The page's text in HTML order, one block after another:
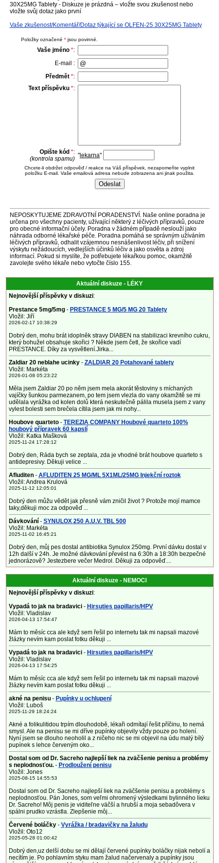
30X25MG Tablety - Diskuze je prázdná – vložte svou zkušenost nebo
vložte svůj dotaz jako první
Vaše zkušenost/Komentář/Dotaz týkající se OLFEN-25 30X25MG Tablety
Položky označené * jsou povinné.
Vaše jméno *:
E-mail :
Předmět *:
Text příspěvku *:
Opište kód *:
(kontrola spamu) " lekarna"
Chcete-li obdržet odpověď / reakce na Váš příspěvek, nezapomeňte vyplnit
položku E-mail. Vaše emailová adresa nebude zobrazena ani jinak použita.
NEPOSKYTUJEME ZDRAVOTNÍ PORADENSTVÍ. Naše online poradna je
určena pro všechny pacienty, užívající některý z léčivých přípravků, pouze
pro obecné informační účely. Poradna v žádném případě neslouží jako
náhrada odborné lékařské péče. Poradna pomáhá se správným užíváním
léčivých přípravků, odhalit vzájemnou nesnášenlivost léčiv, při snížení
výskytu nežádoucích, vedlejších účinků léčiv a jako osvěta a zdroj
informací. Pokud si myslíte, že potřebujete lékařkou pomoc, okamžitě
zavolejte svého lékaře nebo vytočte číslo 155.
Aktuální diskuze - LÉKY
Nejnovější příspěvky v diskuzi:
Prestance 5mg/5mg- PRESTANCE 5 MG/5 MG 20 Tablety
Vložil: Jiří
2026-02-17 10:38:29
Dobrý den, mohu brát idoplněk stravy DIABEN na stabilizaci krevního cukru,
který bohužel obsahuje skořici ? Někde jsem četl, že skořice vadí
PRESTANCE. Díky za vysvětlení.Jirka...
Zaldiar 20 neblahe ucinky- ZALDIAR 20 Potahované tablety
Vložil: Markéta
2026-01-08 05:23:22
Měla jsem Zaldiar 20 po něm jsem mela akorát těstoviny s míchaných
vajíčky šunkou parmezanem, po tem jsem vlezla do vany okamžitě se mi
udělala vyrážka od kolen dolů která neskutečně pálila musela jsem z vany
vylest bolesti sem brečela cítila jsem jak mi nohy...
Houbove quarteto- TEREZIA COMPANY Houbové quarteto 100%
houbový přípravek 60 kapslí
Vložil: Katka Mašková
2025-11-24 17:28:12
Dobrý den, Ráda bych se zeptala, zda je vhodné brát houbove quarteto s
antidepresivy. Děkuji velice ...
Afluditen- AFLUDITEN 25 MG/ML 5X1ML/25MG Injekční roztok
Vložil: Andrea Krulová
2025-11-12 12:05:01
Dobrý den můžu vědět jak přesně vám zničil život ? Protože mojí mamce
taky,děkuji moc za odpověď ...
Dávkování - SYNULOX 250 A.U.V. TBL 500
Vložil: Markéta
2025-11-02 16:45:21
Dobrý den, můj pes dostal antibiotika Synulox 250mg. První dávku dostal v
12h další v 24h. Je možné dávkování převést na 6:30h a 18:30h bezpečné
jednorázově? Jestezbere večer Medrol. Děkuji za odpověď....
Aktuální diskuze - NEMOCI
Nejnovější příspěvky v diskuzi:
Vypadá to jak na bradavici - Hirsuties papillaris/HPV
Vložil: Vladislav
2026-04-13 17:54:47
Mám to měsíc cca ale když sem řešil po internetu tak mi napsali mazové
žlázky nevím kam poslat fotku děkuji ...
Vypadá to jak na bradavici - Hirsuties papillaris/HPV
Vložil: Vladislav
2026-04-13 17:54:25
Mám to měsíc cca ale když sem řešil po internetu tak mi napsali mazové
žlázky nevím kam poslat fotku děkuji ...
akné na penisu- Pupínky u ochlupení
Vložil: Luboš
2025-11-29 18:24:24
Akné a folikulitidou trpím dlouhodobě, lékaři odmítají řešit příčinu, to nemá
smysl. Ale na penisu se mi dříve pupínky objevily vždy pouze po holení.
Nyní jsem se dlouho neoholil a z ničeho nic se mi objevil na údu malý bílý
pupínek s lehce červeným oko...
Dostal som od Dr. Sacreho najlepší liek na zväčšenie penisu a problémy
s neplodnosťou.- Prodloužení penisu
Vložil: Jones
2025-08-15 14:55:53
Dostal som od Dr. Sacreho najlepší liek na zväčšenie penisu a problémy s
neplodnosťou. Pán Jones, som veľmi ohromený výsledkami bylinného lieku
Dr. Sacreho! Môj penis je viditeľne väčší a hrubší a moja sebadôvera v
spálni prudko vzrástla. Zlepšenie môj...
Červené boláčky - Vyrážka / bradavičky na žaludu
Vložil: Oto12
2025-05-28 01:00:42
Dobrý den,uz delší dobu se mi dělají červené pupínky boláčky nijak nebolí a
necítím je. Po pohlavním styku mam žalud načervenaly a pupínky jsou